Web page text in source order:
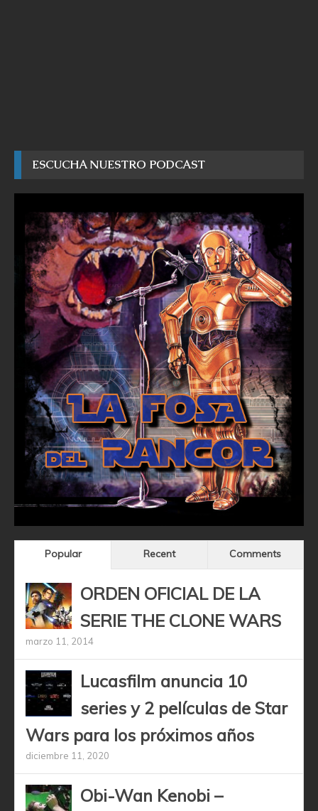
ESCUCHA NUESTRO PODCAST
Popular Recent Comments
ORDEN OFICIAL DE LA
SERIE THE CLONE WARS
marzo 11, 2014
Lucasfilm anuncia 10
series y 2 películas de Star
Wars para los próximos años
diciembre 11, 2020
Obi-Wan Kenobi –